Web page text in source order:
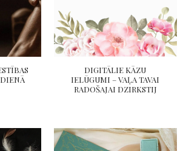
DIGITĀLIE KĀZU
IELŪGUMI – VAĻA TAVAI
RADOŠAJAI DZIRKSTIJ